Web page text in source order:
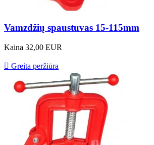
Vamzdžių spaustuvas 15-115mm
Kaina 32,00 EUR
 Greita peržiūra